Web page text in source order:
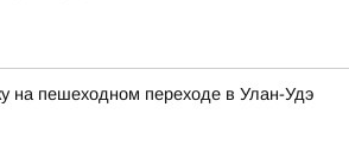
на пешеходном переходе в Улан-Удэ